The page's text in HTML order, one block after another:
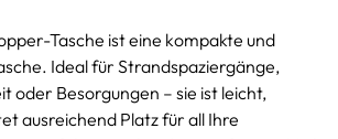
Tasche ist eine kompakte und
Ideal für Strandspaziergänge,
oder Besorgungen – sie ist leicht,
ausreichend Platz für all Ihre